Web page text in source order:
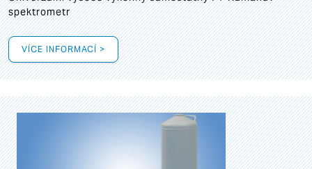
spektrometr
VÍCE INFORMACÍ >